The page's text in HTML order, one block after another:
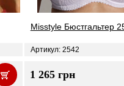
Misstyle Бюстгальтер
Артикул: 2542
1 265 грн